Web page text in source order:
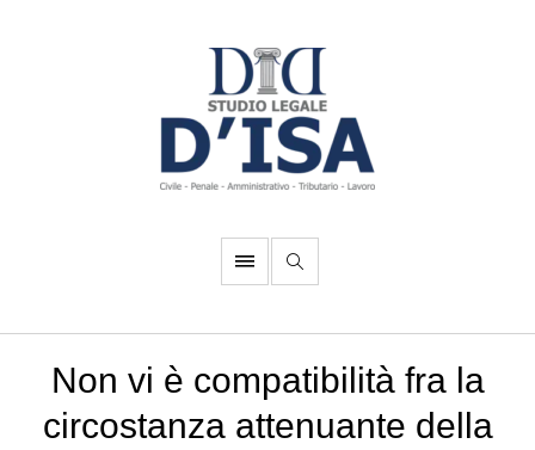
Non vi è compatibilità fra la
circostanza attenuante della